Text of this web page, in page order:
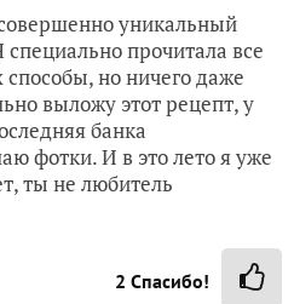
уникальный
специально прочитала все
но ничего даже
выложу этот рецепт, у
банка
фотки. И в это лето я уже
ты не любитель
2 Спасибо!